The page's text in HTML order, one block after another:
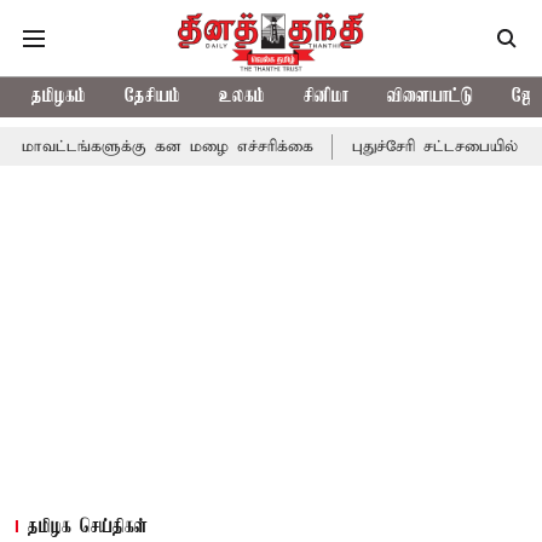
தமிழகம் தேசியம் உலகம் சினிமா விளையாட்டு
கன மழை எச்சரிக்கை புதுச்சேரி சட்டசபையில் வரும் 24ம்
தமிழக செய்திகள்